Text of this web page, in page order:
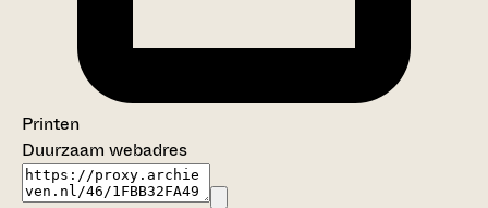
Printen
Duurzaam webadres